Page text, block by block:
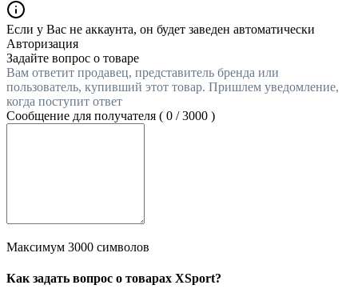
Если у Вас не аккаунта, он будет заведен автоматически
Авторизация
Задайте вопрос о товаре
Вам ответит продавец, представитель бренда или
пользователь, купивший этот товар. Пришлем уведомление,
когда поступит ответ
Сообщение для получателя ( 0 /3000 )
Максимум 3000 символов
Как задать вопрос о товарах XSport?